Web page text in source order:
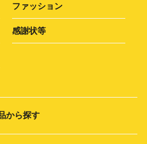
ファッション
感謝状等
から探す